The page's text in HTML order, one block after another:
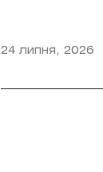
24 липня, 2026